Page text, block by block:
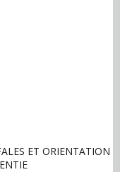
ET ORIENTATION